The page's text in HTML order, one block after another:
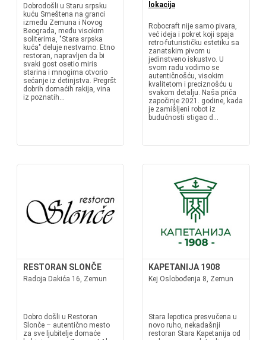
Dobrodošli u Staru srpsku
kuću Smeštena na granci
između Zemuna i Novog
Beograda, među visokim
soliterima, "Stara srpska
kuća" deluje nestvarno. Etno
restoran, napravljen da bi
svaki gost osetio miris
starina i mnogima otvorio
sećanje iz detinjstva. Pregršt
dobrih domaćih rakija, vina
iz poznatih...
lokacija
Robocraft nije samo pivara,
već ideja i pokret koji spaja
retro-futurističku estetiku sa
zanatskim pivom u
jedinstveno iskustvo. U
svom radu vodimo se
autentičnošću, visokim
kvalitetom i preciznošću u
svakom detalju. Naša priča
započinje 2021. godine, kada
je zamišljeni robot iz
budućnosti stigao d...
RESTORAN SLONČE
Radoja Dakića 16, Zemun
Dobro došli u Restoran
Slonče – autentično mesto
za sve ljubitelje domaće
KAPETANIJA 1908
Kej Oslobođenja 8, Zemun
Stara lepotica presvučena u
novo ruho, nekadašnji
restoran Stara Kapetanija od